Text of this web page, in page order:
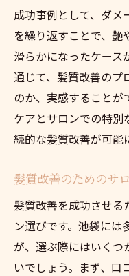
成功事例として、ダメ
を繰り返すことで、艶
滑らかになったケース
通じて、髪質改善のプ
のか、実感することが
ケアとサロンでの特別
続的な髪質改善が可能
髪質改善のためのサ
髪質改善を成功させる
ン選びです。池袋には
が、選ぶ際にはいくつ
いでしょう。まず、口